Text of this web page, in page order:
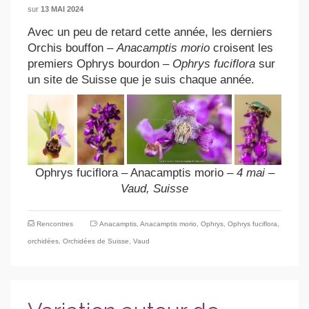
sur 13 MAI 2024
Avec un peu de retard cette année, les derniers
Orchis bouffon –Anacamptis morio croisent les
premiers Ophrys bourdon – Ophrys fuciflora sur
un site de Suisse que je suis chaque année.
Ophrys fuciflora – Anacamptis morio– 4 mai –
Vaud, Suisse
Rencontres Anacamptis Anacamptis morio Ophrys Ophrys fuciflora
orchidées Orchidées de Suisse Vaud